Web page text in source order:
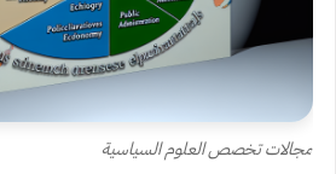
مجالات تخصص العلوم السياسية